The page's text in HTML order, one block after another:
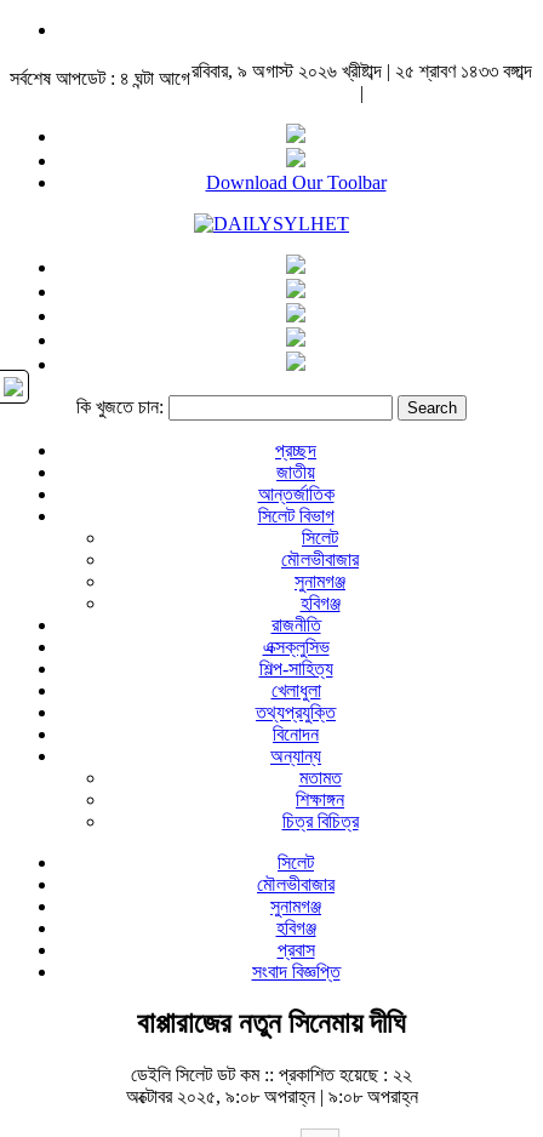
সর্বশেষ আপডেট : ৪ ঘন্টা আগেরবিবার, ৯ অগাস্ট ২০২৬ খ্রীষ্টাব্দ | ২৫ শ্রাবণ ১৪৩৩ বঙ্গাব্দ
|
Download Our Toolbar
কি খুজতে চান:
প্রচ্ছদ
জাতীয়
আন্তর্জাতিক
সিলেট বিভাগ
সিলেট
মৌলভীবাজার
সুনামগঞ্জ
হবিগঞ্জ
রাজনীতি
এক্সক্লুসিভ
শিল্প-সাহিত্য
খেলাধুলা
তথ্যপ্রযুক্তি
বিনোদন
অন্যান্য
মতামত
শিক্ষাঙ্গন
চিত্র বিচিত্র
সিলেট
মৌলভীবাজার
সুনামগঞ্জ
হবিগঞ্জ
প্রবাস
সংবাদ বিজ্ঞপ্তি
বাপ্পারাজের নতুন সিনেমায় দীঘি
ডেইলি সিলেট ডট কম :: প্রকাশিত হয়েছে : ২২
অক্টোবর ২০২৫, ৯:০৮ অপরাহ্ন | ৯:০৮ অপরাহ্ন